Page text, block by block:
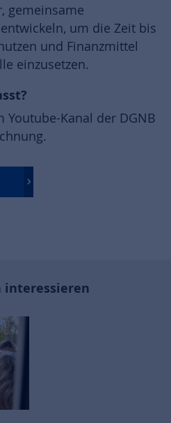
gemeinsame
um die Zeit bis
und Finanzmittel
einzusetzen.
Youtube-Kanal der DGNB
interessieren